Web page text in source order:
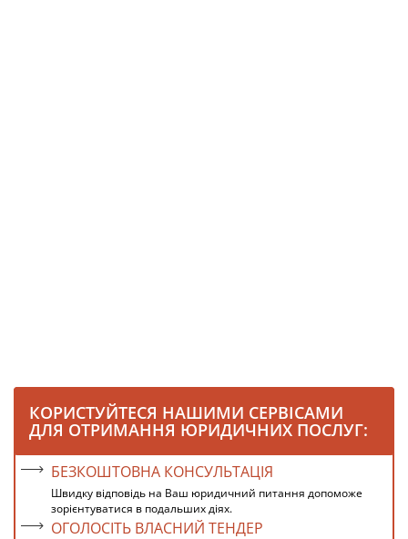
КОРИСТУЙТЕСЯ НАШИМИ СЕРВІСАМИ
ДЛЯ ОТРИМАННЯ ЮРИДИЧНИХ ПОСЛУГ:
БЕЗКОШТОВНА КОНСУЛЬТАЦІЯ
Швидку відповідь на Ваш юридичний питання допоможе
зорієнтуватися в подальших діях.
ОГОЛОСІТЬ ВЛАСНИЙ ТЕНДЕР